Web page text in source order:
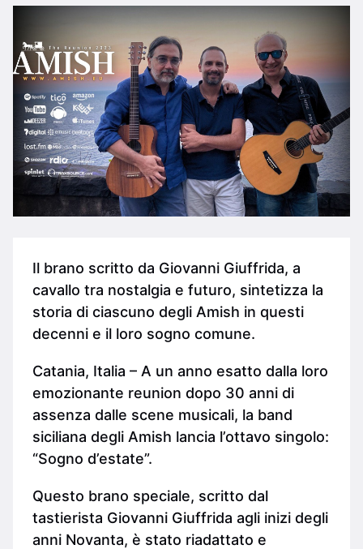
Il brano scritto da Giovanni Giuffrida, a
cavallo tra nostalgia e futuro, sintetizza la
storia di ciascuno degli Amish in questi
decenni e il loro sogno comune.
Catania, Italia – A un anno esatto dalla loro
emozionante reunion dopo 30 anni di
assenza dalle scene musicali, la band
siciliana degli Amish lancia l’ottavo singolo:
“Sogno d’estate”.
Questo brano speciale, scritto dal
tastierista Giovanni Giuffrida agli inizi degli
anni Novanta, è stato riadattato e